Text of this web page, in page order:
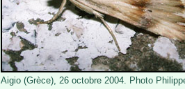
Aigio (Grèce), 26 octobre 2004. Photo